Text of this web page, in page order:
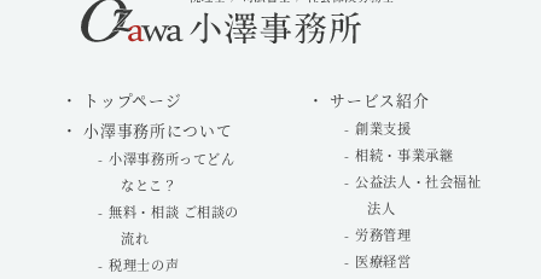
トップページ
小澤事務所について
小澤事務所ってどん
なとこ？
無料・相談 ご相談の
流れ
税理士の声
サービス紹介
創業支援
相続・事業承継
公益法人・社会福祉
法人
労務管理
医療経営